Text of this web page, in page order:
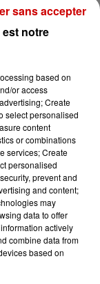
entrées
nos
pour le
2026 !
pour le
au
notre
based on
or access
Create
select personalised
content
or combinations
services; Create
personalised
prevent and
and content;
may
data to offer
actively
combine data from
based on
sans accepter